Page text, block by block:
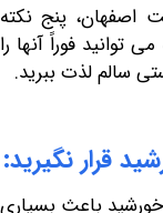
پنج نکته
فوراً آنها را
لذت ببرید.
نگیرید:
بسیاری